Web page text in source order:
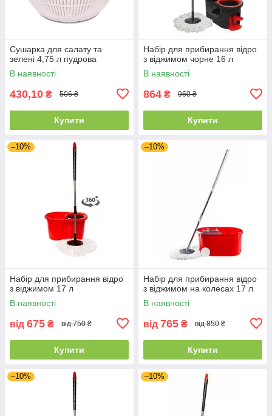
Сушарка для салату та
зелені 4,75 л пудрова
В наявності
430,10 ₴ 506 ₴
Купити
Набір для прибирання відро
з віджимом чорне 16 л
В наявності
864 ₴ 960 ₴
Купити
–10%
Набір для прибирання відро
з віджимом 17 л
В наявності
від 675 ₴ від 750 ₴
Купити
–10%
Набір для прибирання відро
з віджимом на колесах 17 л
В наявності
від 765 ₴ від 850 ₴
Купити
–10% –10%